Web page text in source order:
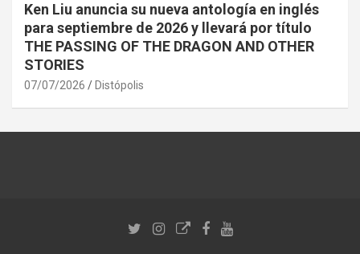
Ken Liu anuncia su nueva antología en inglés
para septiembre de 2026 y llevará por título
THE PASSING OF THE DRAGON AND OTHER
STORIES
07/07/2026 Distópolis